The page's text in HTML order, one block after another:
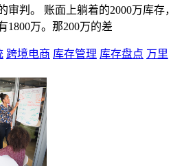
审判。 账面上躺着的2000万库存，
1800万。那200万的差
跨境电商 库存管理 库存盘点 万里